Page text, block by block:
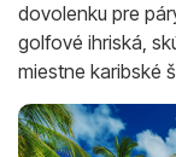
dovolenku pre
golfové ihriská,
miestne karibské